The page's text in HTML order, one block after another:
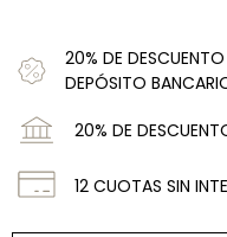
20% DE
DEPÓSITO
20% DE
12 CUOTAS SIN